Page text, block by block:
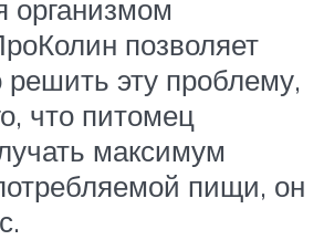
организмом
позволяет
эту проблему,
что питомец
максимум
пищи, он